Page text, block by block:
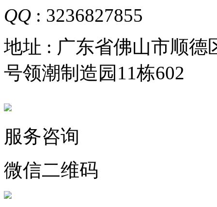
QQ : 3236827855
地址 : 广东省佛山市顺德
号领潮制造园11栋602
服务咨询
微信二维码